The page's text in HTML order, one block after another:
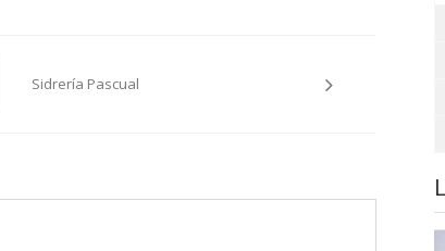
Sidrería Pascual